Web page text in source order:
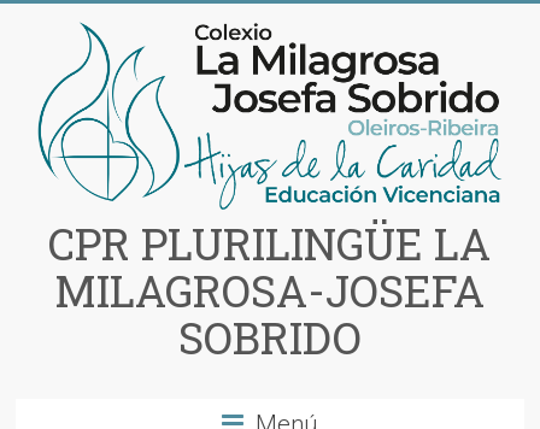
contenido
CPR PLURILINGÜE LA
MILAGROSA-JOSEFA
SOBRIDO